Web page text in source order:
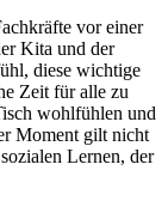
vor einer
Kita und der
diese wichtige
Zeit für alle zu
wohlfühlen und
Moment gilt nicht
Lernen, der